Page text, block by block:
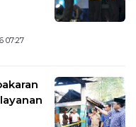
07:27